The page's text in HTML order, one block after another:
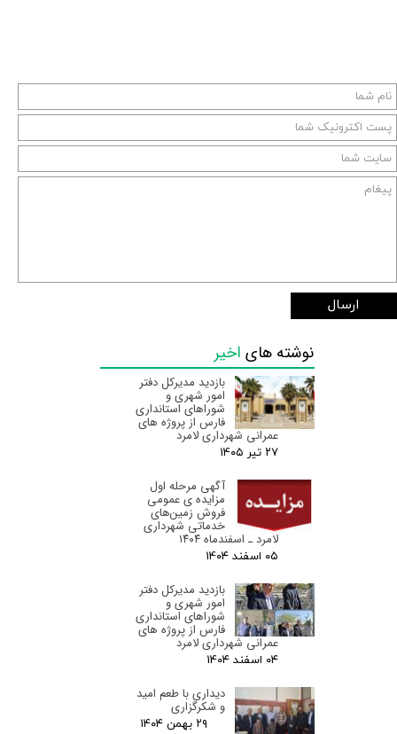
ارسال
نوشته های اخیر
بازدید مدیرکل دفتر
امور شهری و
شوراهای استانداری
فارس از پروژه های
عمرانی شهرداری لامرد
۲۷ تیر ۰۵
آگهی مرحله اول
مزایده ی عمومی
فروش زمین‌های
خدماتی شهرداری
لامرد ـ اسفندماه ۱۴۰۴
۰۵ اسفند ۰۴
بازدید مدیرکل دفتر
امور شهری و
شوراهای استانداری
فارس از پروژه های
عمرانی شهرداری لامرد
۰۴ اسفند ۰۴
دیداری با طعم امید
و شکرگزاری
۲۹ بهمن ۰۴